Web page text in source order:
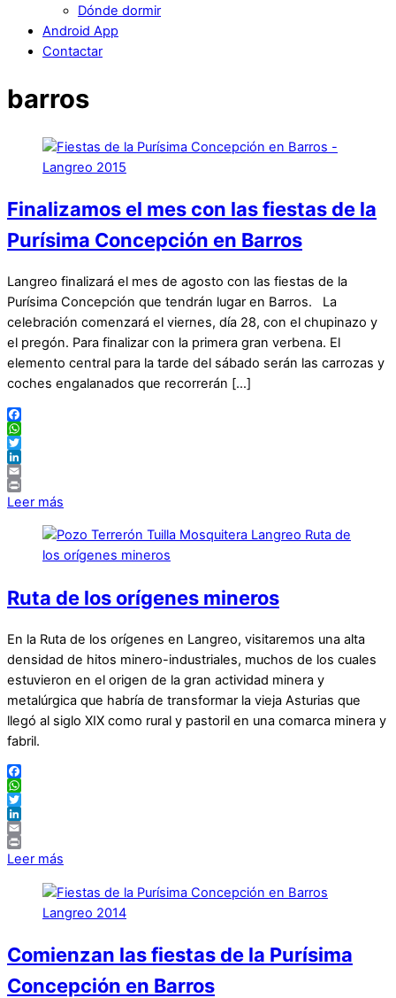
Dónde dormir
Android App
Contactar
barros
Finalizamos el mes con las fiestas de la
Purísima Concepción en Barros
Langreo finalizará el mes de agosto con las fiestas de la
Purísima Concepción que tendrán lugar en Barros. La
celebración comenzará el viernes, día 28, con el chupinazo y
el pregón. Para finalizar con la primera gran verbena. El
elemento central para la tarde del sábado serán las carrozas y
coches engalanados que recorrerán […]
Facebook
WhatsApp
Twitter
LinkedIn
Email
Print
Leer más
Ruta de los orígenes mineros
En la Ruta de los orígenes en Langreo, visitaremos una alta
densidad de hitos minero-industriales, muchos de los cuales
estuvieron en el origen de la gran actividad minera y
metalúrgica que habría de transformar la vieja Asturias que
llegó al siglo XIX como rural y pastoril en una comarca minera y
fabril.
Facebook
WhatsApp
Twitter
LinkedIn
Email
Print
Leer más
Comienzan las fiestas de la Purísima
Concepción en Barros